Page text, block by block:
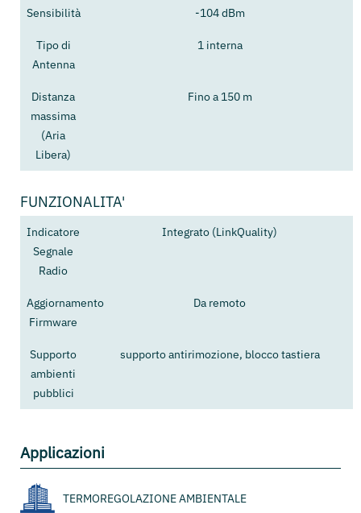
Sensibilità -104 dBm
Tipo di
Antenna
1 interna
Distanza
massima
(Aria
Libera)
Fino a 150 m
FUNZIONALITA'
Indicatore
Segnale
Radio
Integrato (LinkQuality)
Aggiornamento
Firmware
Da remoto
Supporto
ambienti
pubblici
supporto antirimozione, blocco tastiera
Applicazioni
TERMOREGOLAZIONE AMBIENTALE